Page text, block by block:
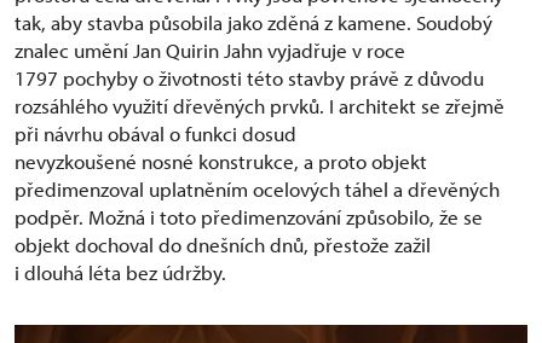
tak, aby stavba působila jako zděná z kamene. Soudobý
znalec umění Jan Quirin Jahn vyjadřuje v roce
1797 pochyby o životnosti této stavby právě z důvodu
rozsáhlého využití dřevěných prvků. I architekt se zřejmě
při návrhu obával o funkci dosud
nevyzkoušené nosné konstrukce, a proto objekt
předimenzoval uplatněním ocelových táhel a dřevěných
podpěr. Možná i toto předimenzování způsobilo, že se
objekt dochoval do dnešních dnů, přestože zažil
i dlouhá léta bez údržby.